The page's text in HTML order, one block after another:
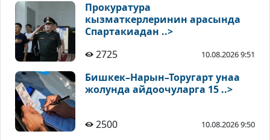
Прокуратура
кызматкерлеринин арасында
Спартакиадан ..>
2725
10.08.2026 9:51
Бишкек–Нарын–Торугарт унаа
жолунда айдоочуларга 15 ..>
2500 10.08.2026 9:50